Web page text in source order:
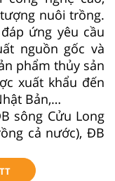
nuôi trồng.
ứng yêu cầu
nguồn gốc và
phẩm thủy sản
xuất khẩu đến
Bản,…
sông Cửu Long
cả nước), ĐB